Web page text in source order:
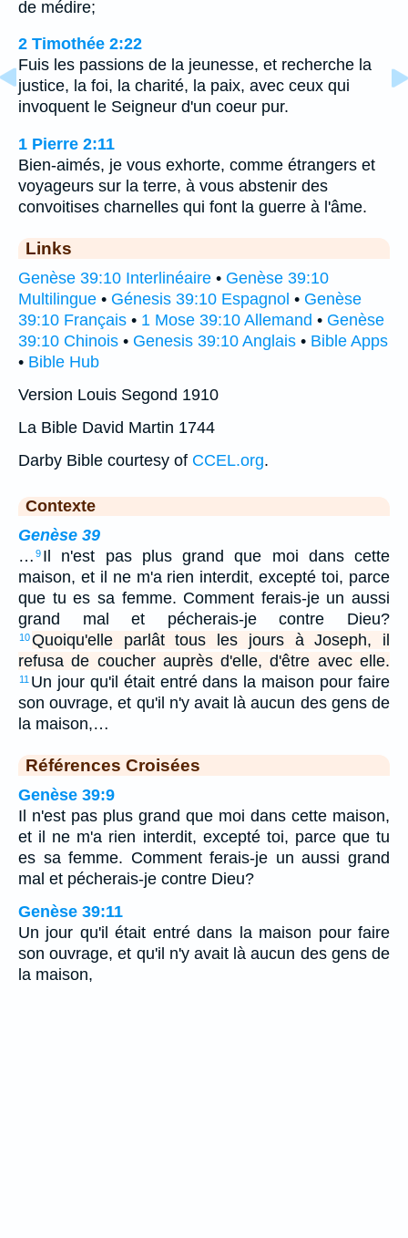
de médire;
2 Timothée 2:22
Fuis les passions de la jeunesse, et recherche la
justice, la foi, la charité, la paix, avec ceux qui
invoquent le Seigneur d'un coeur pur.
1 Pierre 2:11
Bien-aimés, je vous exhorte, comme étrangers et
voyageurs sur la terre, à vous abstenir des
convoitises charnelles qui font la guerre à l'âme.
Links
Genèse 39:10 Interlinéaire • Genèse 39:10
Multilingue • Génesis 39:10 Espagnol • Genèse
39:10 Français • 1 Mose 39:10 Allemand • Genèse
39:10 Chinois • Genesis 39:10 Anglais • Bible Apps
• Bible Hub
Version Louis Segond 1910
La Bible David Martin 1744
Darby Bible courtesy of CCEL.org.
Contexte
Genèse 39
… 9 Il n'est pas plus grand que moi dans cette
maison, et il ne m'a rien interdit, excepté toi, parce
que tu es sa femme. Comment ferais-je un aussi
grand mal et pécherais-je contre Dieu?
10Quoiqu'elle parlât tous les jours à Joseph, il
refusa de coucher auprès d'elle, d'être avec elle.
11 Un jour qu'il était entré dans la maison pour faire
son ouvrage, et qu'il n'y avait là aucun des gens de
la maison,…
Références Croisées
Genèse 39:9
Il n'est pas plus grand que moi dans cette maison,
et il ne m'a rien interdit, excepté toi, parce que tu
es sa femme. Comment ferais-je un aussi grand
mal et pécherais-je contre Dieu?
Genèse 39:11
Un jour qu'il était entré dans la maison pour faire
son ouvrage, et qu'il n'y avait là aucun des gens de
la maison,